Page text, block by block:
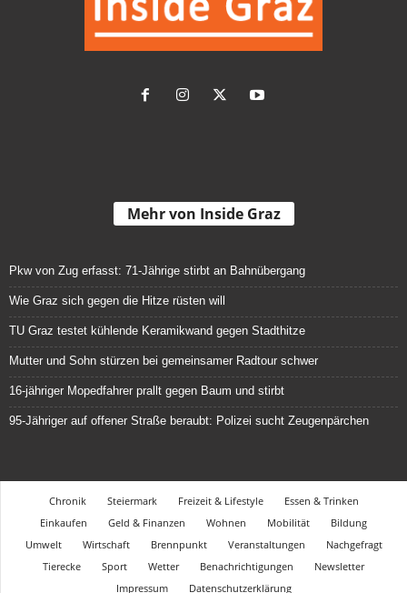
Mehr von Inside Graz
Pkw von Zug erfasst: 71-Jährige stirbt an Bahnübergang
Wie Graz sich gegen die Hitze rüsten will
TU Graz testet kühlende Keramikwand gegen Stadthitze
Mutter und Sohn stürzen bei gemeinsamer Radtour schwer
16-jähriger Mopedfahrer prallt gegen Baum und stirbt
95-Jähriger auf offener Straße beraubt: Polizei sucht Zeugenpärchen
Chronik Steiermark Freizeit & Lifestyle
Essen & Trinken
Einkaufen
Geld & Finanzen Wohnen Mobilität
Bildung
Umwelt
Wirtschaft Brennpunkt Veranstaltungen
Nachgefragt
Tierecke
Sport Wetter Benachrichtigungen
Newsletter
Impressum
Datenschutzerklärung